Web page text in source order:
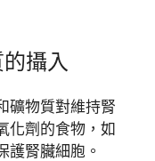
攝入
礦物質對維持腎
化劑的食物，如
護腎臟細胞。